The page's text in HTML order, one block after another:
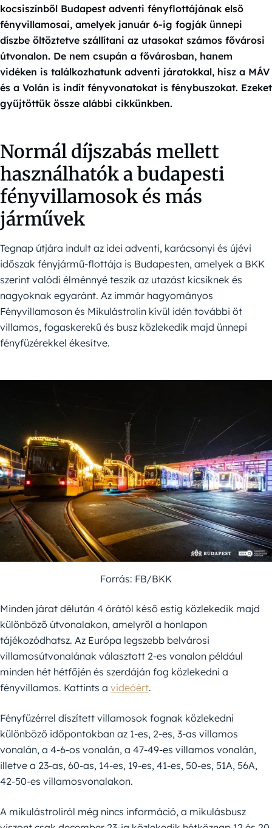
kocsiszínből Budapest adventi fényflottájának első
fényvillamosai, amelyek január 6-ig fogják ünnepi
díszbe öltöztetve szállítani az utasokat számos fővárosi
útvonalon. De nem csupán a fővárosban, hanem
vidéken is találkozhatunk adventi járatokkal, hisz a MÁV
és a Volán is indít fényvonatokat is fénybuszokat. Ezeket
gyűjtöttük össze alábbi cikkünkben.
Normál díjszabás mellett
használhatók a budapesti
fényvillamosok és más
járművek
Tegnap útjára indult az idei adventi, karácsonyi és újévi
időszak fényjármű-flottája is Budapesten, amelyek a BKK
szerint valódi élménnyé teszik az utazást kicsiknek és
nagyoknak egyaránt. Az immár hagyományos
Fényvillamoson és Mikulástrolin kívül idén további öt
villamos, fogaskerekű és busz közlekedik majd ünnepi
fényfüzérekkel ékesítve.
Forrás: FB/BKK
Minden járat délután 4 órától késő estig közlekedik majd
különböző útvonalakon, amelyről a honlapon
tájékozódhatsz. Az Európa legszebb belvárosi
villamosútvonalának választott 2-es vonalon például
minden hét hétfőjén és szerdáján fog közlekedni a
fényvillamos. Kattints a videóért.
Fényfüzérrel díszített villamosok fognak közlekedni
különböző időpontokban az 1-es, 2-es, 3-as villamos
vonalán, a 4-6-os vonalán, a 47-49-es villamos vonalán,
illetve a 23-as, 60-as, 14-es, 19-es, 41-es, 50-es, 51A, 56A,
42-50-es villamosvonalakon.
A mikulástroliról még nincs információ, a mikulásbusz